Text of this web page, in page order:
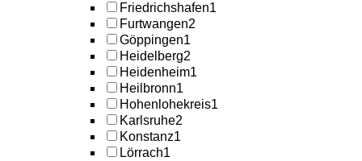
Friedrichshafen1
Furtwangen2
Göppingen1
Heidelberg2
Heidenheim1
Heilbronn1
Hohenlohekreis1
Karlsruhe2
Konstanz1
Lörrach1